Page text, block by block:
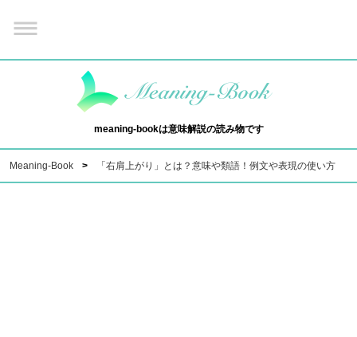
meaning-bookは意味解説の読み物です
Meaning-Book 「右肩上がり」とは？意味や類語！例文や表現の使い方